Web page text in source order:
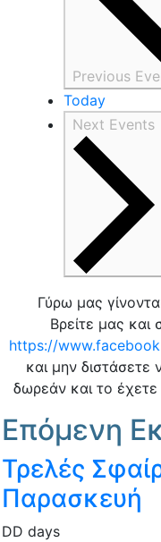
Previous
Today
Next Events
Γύρω μας
Βρείτε μας και
https://
και μην διστάσετε
δωρεάν και το
Επόμενη
Τρελές
Παρασκευή
DD days